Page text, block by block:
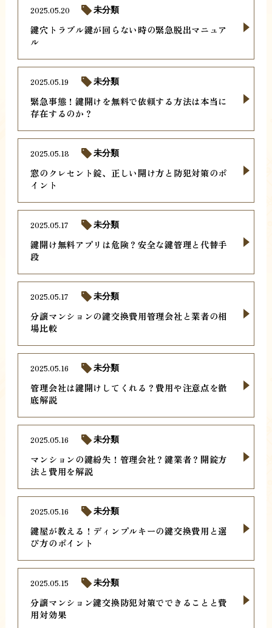
鍵穴トラブル鍵が回らない時の緊急脱出マニュア
ル
2025.05.20 未分類
緊急事態！鍵開けを無料で依頼する方法は本当に
存在するのか？
2025.05.19 未分類
窓のクレセント錠、正しい開け方と防犯対策のポ
イント
2025.05.18 未分類
鍵開け無料アプリは危険？安全な鍵管理と代替手
段
2025.05.17 未分類
分譲マンションの鍵交換費用管理会社と業者の相
場比較
2025.05.17 未分類
管理会社は鍵開けしてくれる？費用や注意点を徹
底解説
2025.05.16 未分類
マンションの鍵紛失！管理会社？鍵業者？開錠方
法と費用を解説
2025.05.16 未分類
鍵屋が教える！ディンプルキーの鍵交換費用と選
び方のポイント
2025.05.16 未分類
分譲マンション鍵交換防犯対策でできることと費
用対効果
2025.05.15 未分類